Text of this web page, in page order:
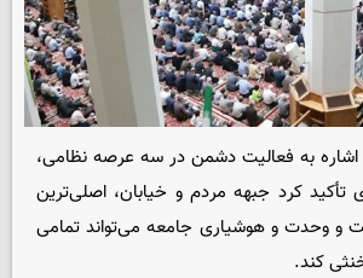
اشاره به فعالیت دشمن در سه عرصه نظامی،
تأکید کرد جبهه مردم و خیابان، اصلی‌ترین
و وحدت و هوشیاری جامعه می‌تواند تمامی
کند.